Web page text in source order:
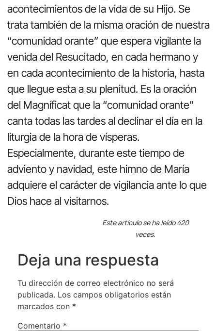
acontecimientos de la vida de su Hijo. Se
trata también de la misma oración de nuestra
“comunidad orante” que espera vigilante la
venida del Resucitado, en cada hermano y
en cada acontecimiento de la historia, hasta
que llegue esta a su plenitud. Es la oración
del Magníficat que la “comunidad orante”
canta todas las tardes al declinar el día en la
liturgia de la hora de vísperas.
Especialmente, durante este tiempo de
adviento y navidad, este himno de María
adquiere el carácter de vigilancia ante lo que
Dios hace al visitarnos.
Este artículo se ha leído 420
veces.
Deja una respuesta
Tu dirección de correo electrónico no será
publicada. Los campos obligatorios están
marcados con *
Comentario *